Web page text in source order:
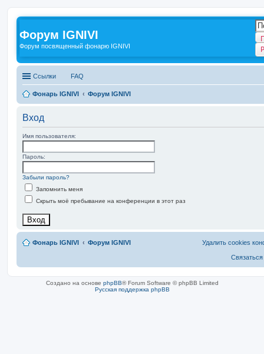
Форум IGNIVI
Форум посвященный фонарю IGNIVI
Ссылки FAQ
Фонарь IGNIVI Форум IGNIVI
Вход
Имя пользователя:
Пароль:
Забыли пароль?
Запомнить меня
Скрыть моё пребывание на конференции в этот раз
Фонарь IGNIVI Форум IGNIVI Удалить cookies
Создано на основе phpBB® Forum Software © phpBB Limited
Русская поддержка phpBB